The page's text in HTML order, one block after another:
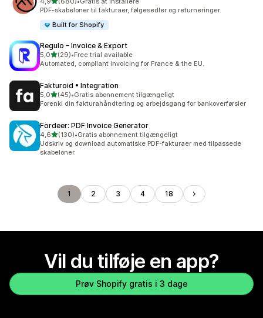
680 anmeldelser i alt
PDF-skabeloner til fakturaer, følgesedler og returneringer.
Built for Shopify
Regulo – Invoice & Export
5,0ud af 5 stjerner
(29)
29 anmeldelser i alt
•Free trial available
Automated, compliant invoicing for France & the EU.
Fakturoid • Integration
5,0ud af 5 stjerner
(45)
45 anmeldelser i alt
•Gratis abonnement tilgængeligt
Forenkl din fakturahåndtering og arbejdsgang for bankoverførsler
Fordeer: PDF Invoice Generator
4,6ud af 5 stjerner
(130)
130 anmeldelser i alt
•Gratis abonnement tilgængeligt
Udskriv og download automatiske PDF-fakturaer med tilpassede
skabeloner.
1 2 3 4 18
Vil du tilføje en app?
Prøv Shopify gratis i 3 dage